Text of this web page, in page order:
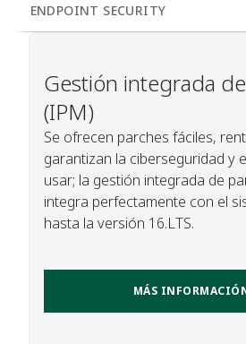
ENDPOINT SECURITY
Gestión integrada
(IPM)
Se ofrecen parches fáciles,
garantizan la ciberseguridad y
usar; la gestión integrada de
integra perfectamente con el
hasta la versión 16.LTS.
MÁS